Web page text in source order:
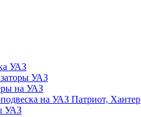
УАЗ
УАЗ
на УАЗ
на УАЗ Патриот, Хантер
УАЗ